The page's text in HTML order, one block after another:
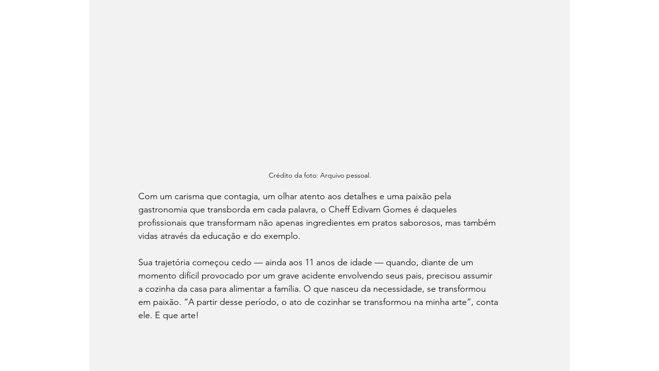
Crédito da foto: Arquivo pessoal.
Com um carisma que contagia, um olhar atento aos detalhes e uma paixão pela
gastronomia que transborda em cada palavra, o Cheff Edivam Gomes é daqueles
profissionais que transformam não apenas ingredientes em pratos saborosos, mas também
vidas através da educação e do exemplo.
Sua trajetória começou cedo — ainda aos 11 anos de idade — quando, diante de um
momento difícil provocado por um grave acidente envolvendo seus pais, precisou assumir
a cozinha da casa para alimentar a família. O que nasceu da necessidade, se transformou
em paixão. “A partir desse período, o ato de cozinhar se transformou na minha arte”, conta
ele. E que arte!